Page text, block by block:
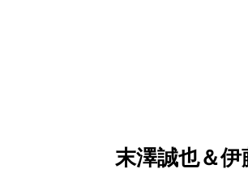
末澤誠也＆伊